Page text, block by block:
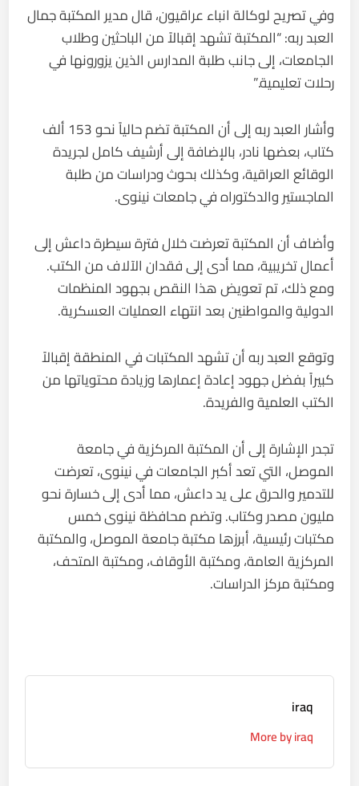
وفي تصريح لوكالة انباء عراقيون، قال مدير المكتبة جمال
العبد ربه: “المكتبة تشهد إقبالاً من الباحثين وطلاب
الجامعات، إلى جانب طلبة المدارس الذين يزورونها في
رحلات تعليمية.”
وأشار العبد ربه إلى أن المكتبة تضم حالياً نحو 153 ألف
كتاب، بعضها نادر، بالإضافة إلى أرشيف كامل لجريدة
الوقائع العراقية، وكذلك بحوث ودراسات من طلبة
الماجستير والدكتوراه في جامعات نينوى.
وأضاف أن المكتبة تعرضت خلال فترة سيطرة داعش إلى
أعمال تخريبية، مما أدى إلى فقدان الآلاف من الكتب.
ومع ذلك، تم تعويض هذا النقص بجهود المنظمات
الدولية والمواطنين بعد انتهاء العمليات العسكرية.
وتوقع العبد ربه أن تشهد المكتبات في المنطقة إقبالاً
كبيراً بفضل جهود إعادة إعمارها وزيادة محتوياتها من
الكتب العلمية والفريدة.
تجدر الإشارة إلى أن المكتبة المركزية في جامعة
الموصل، التي تعد أكبر الجامعات في نينوى، تعرضت
للتدمير والحرق على يد داعش، مما أدى إلى خسارة نحو
مليون مصدر وكتاب. وتضم محافظة نينوى خمس
مكتبات رئيسية، أبرزها مكتبة جامعة الموصل، والمكتبة
المركزية العامة، ومكتبة الأوقاف، ومكتبة المتحف،
ومكتبة مركز الدراسات.
iraq
More by iraq